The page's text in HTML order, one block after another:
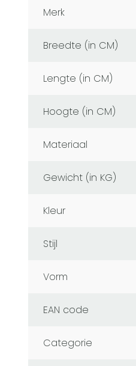
Merk
Breedte (in CM)
Lengte (in CM)
Hoogte (in CM)
Materiaal
Gewicht (in KG)
Kleur
Stijl
Vorm
EAN code
Categorie